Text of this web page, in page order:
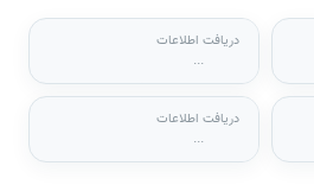
دریافت اطلاعات
...
دریافت اطلاعات
...